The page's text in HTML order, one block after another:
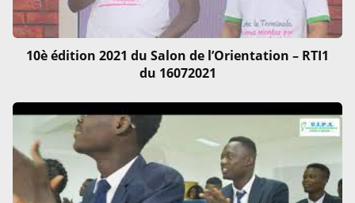
10è édition 2021 du Salon de l’Orientation – RTI1
du 16072021